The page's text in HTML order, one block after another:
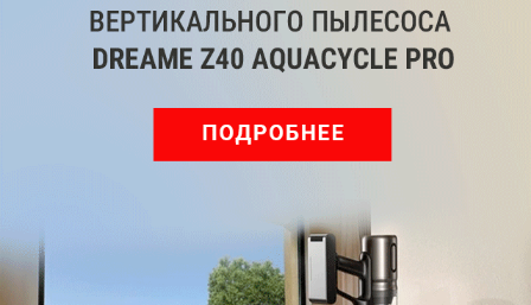
Обзор вертикального пылесоса Dreame Z40 AquaCycle
Pro: гибкий подход к уборке